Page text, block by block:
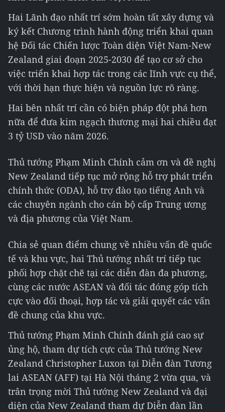
Hai Lãnh đạo nhất trí sớm hoàn tất xây dựng và
ký kết Chương trình hành động triển khai quan
hệ Đối tác Chiến lược Toàn diện Việt Nam-New
Zealand giai đoạn 2025-2030 để tạo cơ sở cho
việc triển khai hợp tác trong các lĩnh vực cụ thể,
với thời hạn thực hiện và nguồn lực rõ ràng.
Hai bên nhất trí cần có biện pháp đột phá hơn
nữa để đưa kim ngạch thương mại hai chiều đạt
3 tỷ USD vào năm 2026.
Thủ tướng Phạm Minh Chính cảm ơn và đề nghị
New Zealand tiếp tục mở rộng hỗ trợ phát triển
chính thức (ODA), hỗ trợ đào tạo tiếng Anh và
các chuyên ngành cho cán bộ cấp Trung ương
và địa phương của Việt Nam.
Chia sẻ quan điểm chung về nhiều vấn đề quốc
tế và khu vực, hai Thủ tướng nhất trí tiếp tục
phối hợp chặt chẽ tại các diễn đàn đa phương,
cùng các nước ASEAN và đối tác đóng góp tích
cực vào đối thoại, hợp tác và giải quyết các vấn
đề chung của khu vực.
Thủ tướng Phạm Minh Chính đánh giá cao sự
ủng hộ, tham dự tích cực của Thủ tướng New
Zealand Christopher Luxon tại Diễn đàn Tương
lai ASEAN (AFF) tại Hà Nội tháng 2 vừa qua, và
trân trọng mời Thủ tướng New Zealand và đại
diện của New Zealand tham dự Diễn đàn lần